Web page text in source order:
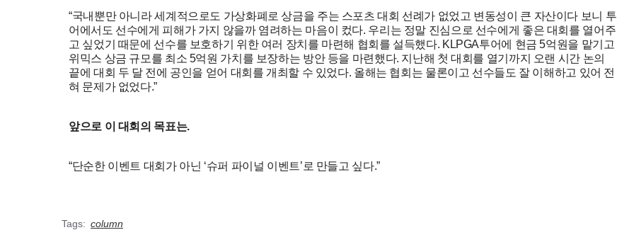
“국내뿐만 아니라 세계적으로도 가상화폐로 상금을 주는 스포츠 대회 선례가 없었고 변동성이 큰 자산이다 보니 투
어에서도 선수에게 피해가 가지 않을까 염려하는 마음이 컸다. 우리는 정말 진심으로 선수에게 좋은 대회를 열어주
고 싶었기 때문에 선수를 보호하기 위한 여러 장치를 마련해 협회를 설득했다. KLPGA투어에 현금 5억원을 맡기고
위믹스 상금 규모를 최소 5억원 가치를 보장하는 방안 등을 마련했다. 지난해 첫 대회를 열기까지 오랜 시간 논의
끝에 대회 두 달 전에 공인을 얻어 대회를 개최할 수 있었다. 올해는 협회는 물론이고 선수들도 잘 이해하고 있어 전
혀 문제가 없었다.”
앞으로 이 대회의 목표는.
“단순한 이벤트 대회가 아닌 ‘슈퍼 파이널 이벤트’로 만들고 싶다.”
Tags: column